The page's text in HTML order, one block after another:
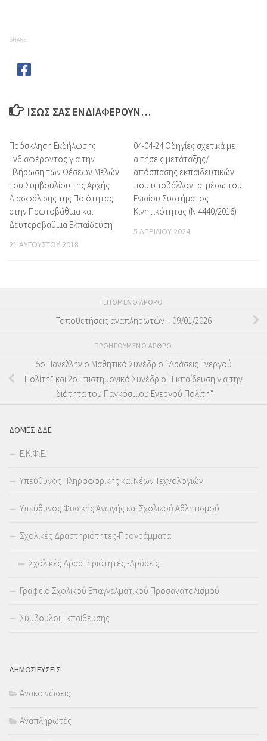
SHARE
ΊΣΩΣ ΣΑΣ ΕΝΔΙΑΦΈΡΟΥΝ…
Πρόσκληση Εκδήλωσης
Ενδιαφέροντος για την
Πλήρωση των Θέσεων Μελών
του Συμβουλίου της Αρχής
Διασφάλισης της Ποιότητας
στην Πρωτοβάθμια και
Δευτεροβάθμια Εκπαίδευση
21 ΑΥΓΟΎΣΤΟΥ 2018
04-04-24 Οδηγίες σχετικά με
αιτήσεις μετάταξης/
απόσπασης εκπαιδευτικών
που υποβάλλονται μέσω του
Ενιαίου Συστήματος
Κινητικότητας (Ν.4440/2016)
5 ΑΠΡΙΛΊΟΥ 2024
ΕΠΌΜΕΝΟ ΆΡΘΡΟ
Τοποθετήσεις αναπληρωτών – 09/01/2026
ΠΡΟΗΓΟΎΜΕΝΟ ΆΡΘΡΟ
5ο Πανελλήνιο Μαθητικό Συνέδριο “Δράσεις Ενεργού
Πολίτη” και 2ο Επιστημονικό Συνέδριο “Εκπαίδευση για την
Ιδιότητα του Παγκόσμιου Ενεργού Πολίτη”
ΔΟΜΕΣ ΔΔΕ
Ε.Κ.Φ.Ε.
Υπεύθυνος Πληροφορικής και Νέων Τεχνολογιών
Υπεύθυνος Φυσικής Αγωγής και Σχολικού Αθλητισμού
Σχολικές Δραστηριότητες-Προγράμματα
Σχολικές Δραστηριότητες -Δράσεις
Γραφείο Σχολικού Επαγγελματικού Προσανατολισμού
Σύμβουλοι Εκπαίδευσης
ΔΗΜΟΣΙΕΥΣΕΙΣ
Ανακοινώσεις
Αναπληρωτές